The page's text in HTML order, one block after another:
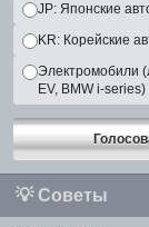
JP: Японские
KR: Корейские
Электромобили
EV, BMW i-series)
💡 Советы